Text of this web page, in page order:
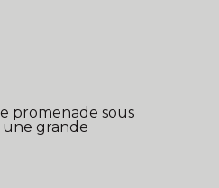
promenade sous
grande